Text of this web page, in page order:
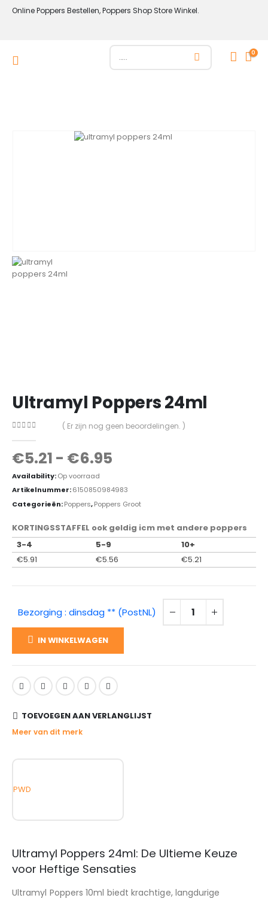
Online Poppers Bestellen, Poppers Shop Store Winkel.
0
Ultramyl Poppers 24ml
( Er zijn nog geen beoordelingen. )
€5.21 - €6.95
Availability:Op voorraad
Artikelnummer:6150850984983
Categorieën:Poppers,Poppers Groot
KORTINGSSTAFFEL ook geldig icm met andere poppers
3-4
5-9
10+
€5.91 €5.56 €5.21
Bezorging : dinsdag ** (PostNL)
IN WINKELWAGEN
TOEVOEGEN AAN VERLANGLIJST
Meer van dit merk
PWD
Ultramyl Poppers 24ml: De Ultieme Keuze
voor Heftige Sensaties
Ultramyl Poppers 10ml biedt krachtige, langdurige